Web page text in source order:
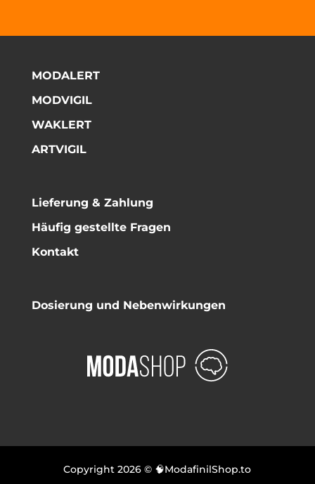
MODALERT
MODVIGIL
WAKLERT
ARTVIGIL
Lieferung & Zahlung
Häufig gestellte Fragen
Kontakt
Dosierung und Nebenwirkungen
Copyright 2026 © 🧠ModafinilShop.to